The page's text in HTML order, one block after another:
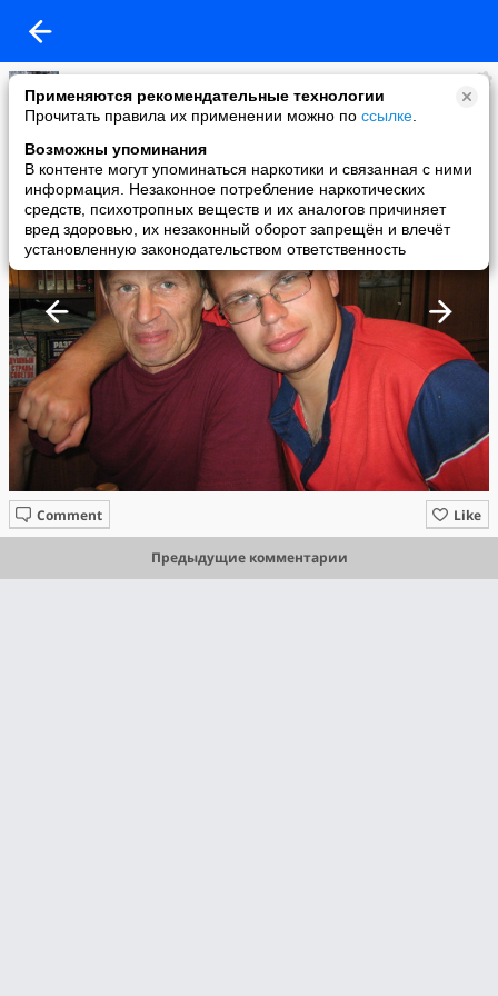
Применяются рекомендательные технологии
Прочитать правила их применении можно по ссылке
Возможны упоминания
В контенте могут упоминаться наркотики и связанная с ними
информация. Незаконное потребление наркотических
средств, психотропных веществ и их аналогов причиняет
вред здоровью, их незаконный оборот запрещён и влечёт
установленную законодательством ответственность
Александр Арчаков
added a photo
23 Aug в 01:44
Like
Comment
Предыдущие комментарии